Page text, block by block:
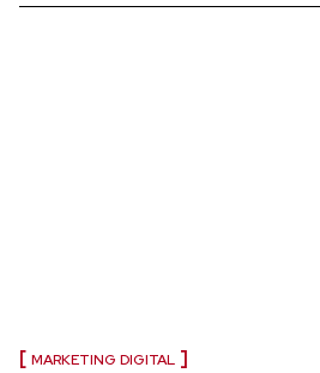
MARKETING DIGITAL